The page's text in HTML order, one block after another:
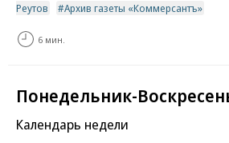
Реутов
Архив газеты «Коммерсантъ»
6 мин.
Понедельник-
Календарь недели